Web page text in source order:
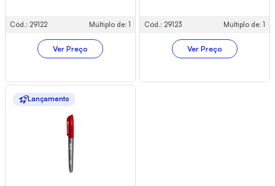
Cód.: 29122 Múltiplo de: 1
Ver Preço
Cód.: 29123 Múltiplo de: 1
Ver Preço
Lançamento